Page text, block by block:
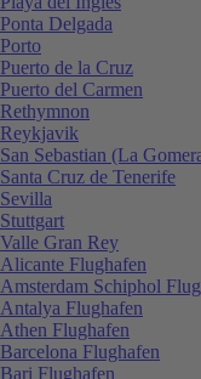
Ponta Delgada
Porto
Puerto de la Cruz
Puerto del Carmen
Rethymnon
Reykjavik
San Sebastian (La
Santa Cruz de Tenerife
Sevilla
Stuttgart
Valle Gran Rey
Alicante Flughafen
Amsterdam Schiphol
Antalya Flughafen
Athen Flughafen
Barcelona Flughafen
Bari Flughafen